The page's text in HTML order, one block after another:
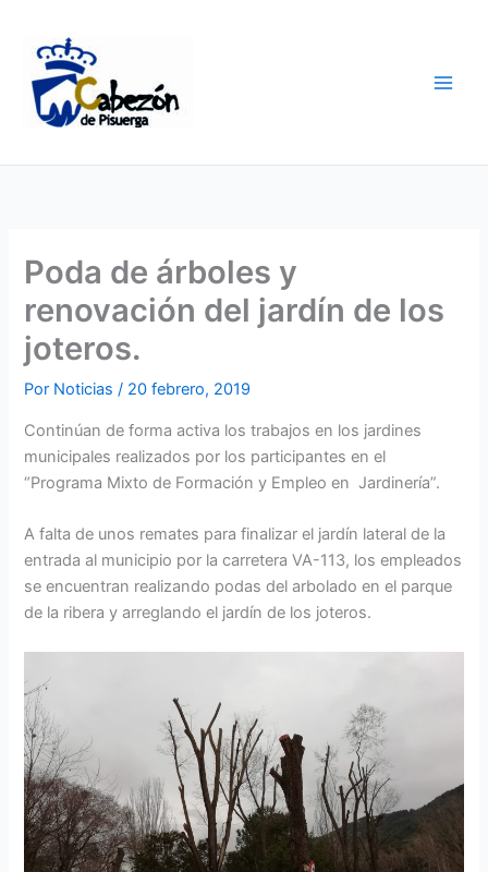
contenido
Poda de árboles y
renovación del jardín de los
joteros.
Por Noticias/ 20 febrero, 2019
Continúan de forma activa los trabajos en los jardines
municipales realizados por los participantes en el
“Programa Mixto de Formación y Empleo en Jardinería”.
A falta de unos remates para finalizar el jardín lateral de la
entrada al municipio por la carretera VA-113, los empleados
se encuentran realizando podas del arbolado en el parque
de la ribera y arreglando el jardín de los joteros.